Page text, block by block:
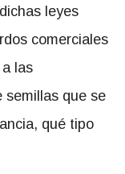
leyes
comerciales
las
semillas que se
qué tipo